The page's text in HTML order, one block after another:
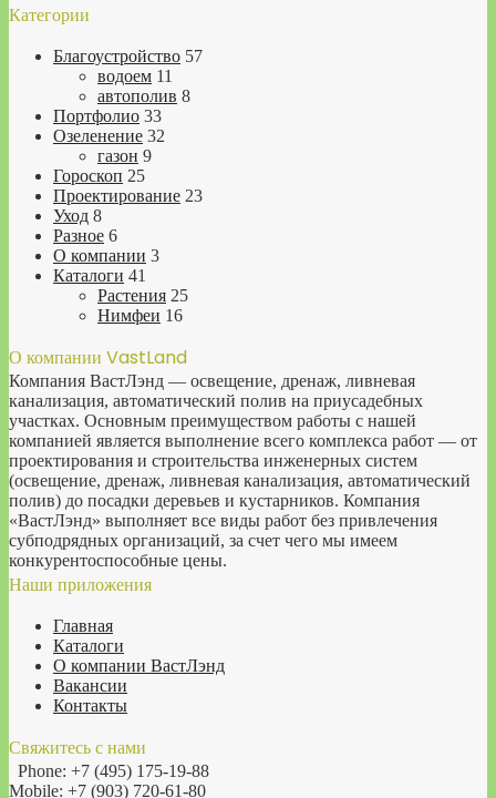
Категории
Благоустройство 57
водоем 11
автополив 8
Портфолио 33
Озеленение 32
газон 9
Гороскоп 25
Проектирование 23
Уход 8
Разное 6
О компании 3
Каталоги 41
Растения 25
Нимфеи 16
О компании VastLand
Компания ВастЛэнд — освещение, дренаж, ливневая
канализация, автоматический полив на приусадебных
участках. Основным преимуществом работы с нашей
компанией является выполнение всего комплекса работ — от
проектирования и строительства инженерных систем
(освещение, дренаж, ливневая канализация, автоматический
полив) до посадки деревьев и кустарников. Компания
«ВастЛэнд» выполняет все виды работ без привлечения
субподрядных организаций, за счет чего мы имеем
конкурентоспособные цены.
Наши приложения
Главная
Каталоги
О компании ВастЛэнд
Вакансии
Контакты
Свяжитесь с нами
Phone: +7 (495) 175-19-88
Mobile: +7 (903) 720-61-80